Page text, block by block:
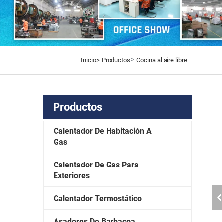
Inicio> Productos> Cocina al aire libre
Productos
Calentador De Habitación A
Gas
Calentador De Gas Para
Exteriores
Calentador Termostático